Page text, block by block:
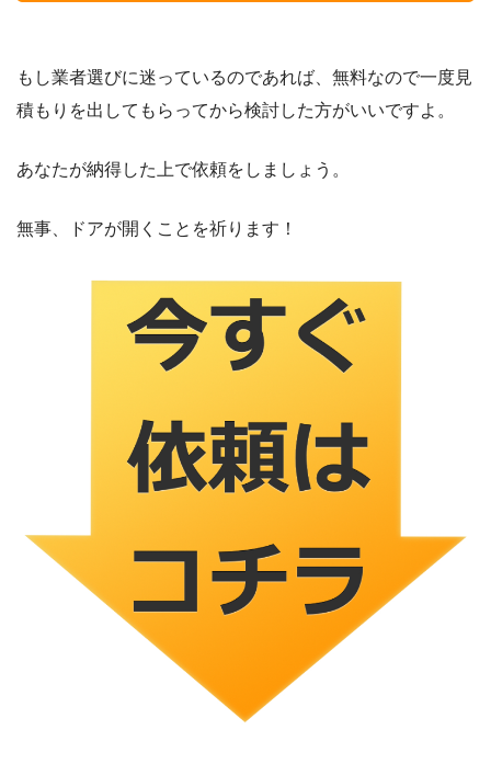
もし業者選びに迷っているのであれば、無料なので一度見
積もりを出してもらってから検討した方がいいですよ。
あなたが納得した上で依頼をしましょう。
無事、ドアが開くことを祈ります！